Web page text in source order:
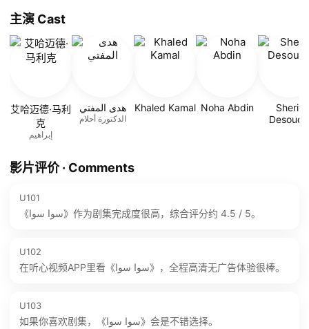
主演 Cast
艾哈迈德·马利
克
إبراهيم
هدى المفتي
الدكتورة أحلام
Khaled Kamal Noha Abdin
Sherif
Desouqy
影片评价 · Comments
U101
《سوا سوا》作为剧集完成度很高，综合评分约 4.5 / 5。
U102
在听心视频APP里看《سوا سوا》，全程高清无广告体验很棒。
U103
如果你喜欢剧集，《سوا سوا》会是不错选择。